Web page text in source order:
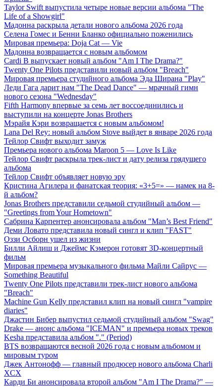
Taylor Swift выпустила четыре новые версии альбома "The
Life of a Showgirl"
Мадонна раскрыла детали нового альбома 2026 года
Селена Гомес и Бенни Бланко официально поженились
Мировая премьера: Doja Cat — Vie
Мадонна возвращается с новым альбомом
Cardi B выпускает новый альбом "Am I The Drama?"
Twenty One Pilots представили новый альбом "Breach"
Мировая премьера студийного альбома Эда Ширана "Play"
Леди Гага дарит нам "The Dead Dance" — мрачный гимн
нового сезона "Wednesday"
Fifth Harmony впервые за семь лет воссоединились и
выступили на концерте Jonas Brothers
Мэрайя Кэри возвращается с новым альбомом!
Lana Del Rey: новый альбом Stove выйдет в январе 2026 года
Тейлор Свифт выходит замуж
Премьера нового альбома Maroon 5 — Love Is Like
Тейлор Свифт раскрыла трек-лист и дату релиза грядущего
альбома
Тейлор Свифт объявляет новую эру
Кристина Агилера и фанатская теория: «3+5=» — намек на 8-
й альбом?
Jonas Brothers представили седьмой студийный альбом —
"Greetings from Your Hometown"
Сабрина Карпентер анонсировала альбом "Man’s Best Friend"
Деми Ловато представила новый сингл и клип "FAST"
Оззи Осборн ушел из жизни
Билли Айлиш и Джеймс Кэмерон готовят 3D-концертный
фильм
Мировая премьера музыкального фильма Майли Сайрус —
Something Beautiful
Twenty One Pilots представили трек-лист нового альбома
"Breach"
Machine Gun Kelly представил клип на новый сингл "vampire
diaries"
Джастин Бибер выпустил седьмой студийный альбом "Swag"
Drake — анонс альбома "ICEMAN" и премьера новых треков
Kesha представила альбом "." (Period)
BTS возвращаются весной 2026 года с новым альбомом и
мировым туром
Джек Антонофф — главный продюсер нового альбома Charli
XCX
Карди Би анонсировала второй альбом "Am I The Drama?" —